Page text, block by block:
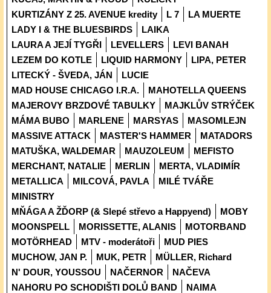
KURTIZÁNY Z 25. AVENUE kredity
L 7
LA MUERTE
LADY I & THE BLUESBIRDS
LAIKA
LAURA A JEJÍ TYGŘI
LEVELLERS
LEVI BANAH
LEZEM DO KOTLE
LIQUID HARMONY
LIPA, PETER
LITECKÝ - ŠVEDA, JÁN
LUCIE
MAD HOUSE CHICAGO I.R.A.
MAHOTELLA QUEENS
MAJEROVY BRZDOVÉ TABULKY
MAJKLŮV STRÝČEK
MÁMA BUBO
MARLENE MARSYAS
MASOMLEJN
MASSIVE ATTACK
MASTER'S HAMMER
MATADORS
MATUŠKA, WALDEMAR
MAUZOLEUM
MEFISTO
MERCHANT, NATALIE
MERLIN
MERTA, VLADIMÍR
METALLICA
MILCOVÁ, PAVLA
MILÉ TVÁŘE
MINISTRY
MŇÁGA A ŽĎORP (& Slepé střevo a Happyend)
MOBY
MOONSPELL
MORISSETTE, ALANIS
MOTORBAND
MOTÖRHEAD
MTV - moderátoři
MUD PIES
MUCHOW, JAN P.
MUK, PETR
MÜLLER, Richard
N' DOUR, YOUSSOU
NAČERNOR
NAČEVA
NAHORU PO SCHODIŠTI DOLŮ BAND
NAIMA